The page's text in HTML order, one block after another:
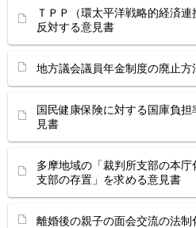
ＴＰＰ（環太平洋戦略的経済
反対する意見書
地方議会議員年金制度の廃止方
国民健康保険に対する国庫負
見書
多摩地域の「裁判所支部の本
支部の存置」を求める意見書
離婚後の親子の面会交流の法